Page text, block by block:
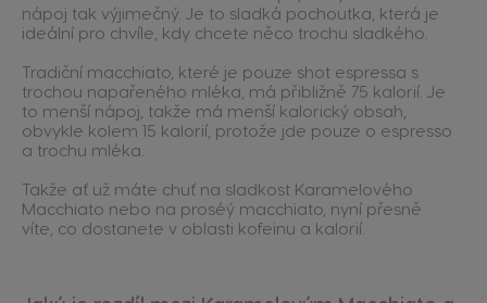
nápoj tak výjimečný. Je to sladká pochoutka, která je
ideální pro chvíle, kdy chcete něco trochu sladkého.
Tradiční macchiato, které je pouze shot espressa s
trochou napařeného mléka, má přibližně 75 kalorií. Je
to menší nápoj, takže má menší kalorický obsah,
obvykle kolem 15 kalorií, protože jde pouze o espresso
a trochu mléka.
Takže ať už máte chuť na sladkost Karamelového
Macchiato nebo na proséý macchiato, nyní přesně
víte, co dostanete v oblasti kofeinu a kalorií.